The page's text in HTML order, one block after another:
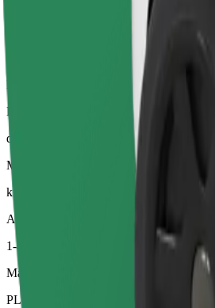
Larger cars with more legroom and storage
Makadirio ya muda wa safari
dakika 10
Makadirio ya umbali
km 5.3
Abiria
1-4
Makadirio ya bei
PLN 23.90